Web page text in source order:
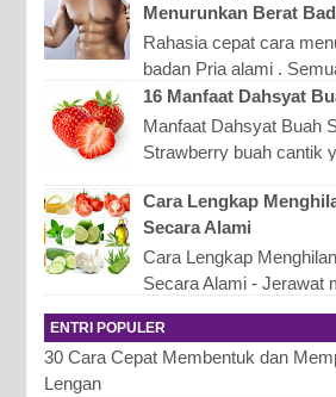
saja setiap orang yang
Menurunkan Berat
Rahasia cepat cara
badan Pria alami .
melakukannya dengan
merupakan salah satu...
16 Manfaat Dahsyat
Manfaat Dahsyat Buah
Strawberry buah cantik
kandungan kesehatan.
Cara Lengkap
Secara Alami
Cara Lengkap
Secara Alami - Jerawat
di kulit wajah yang bisa
Untuk mengatasi, m...
ENTRI POPULER
30 Cara Cepat Membentuk dan
Lengan